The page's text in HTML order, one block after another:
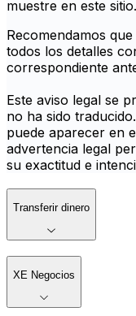
muestre en este sitio.
Recomendamos
todos los detalles
correspondiente
Este aviso legal se
no ha sido
puede aparecer en
advertencia legal
su exactitud e
Transferir dinero
XE Negocios